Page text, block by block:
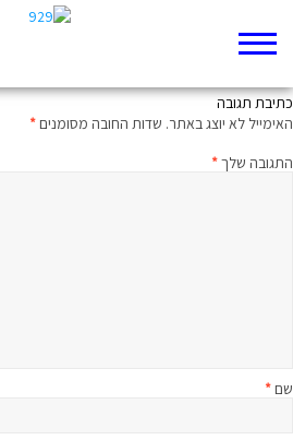
כתיבת תגובה
האימייל לא יוצג באתר. שדות החובה מסומנים*
התגובה שלך*
שם*